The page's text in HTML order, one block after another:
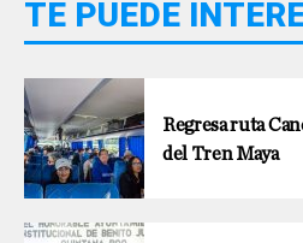
TE PUEDE
Regresa ruta
del Tren Maya